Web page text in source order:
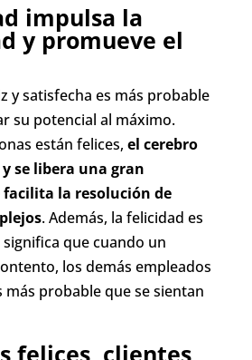
impulsa la
y promueve el
y satisfecha es más probable
su potencial al máximo.
están felices, el cerebro
se libera una gran
la resolución de
. Además, la felicidad es
que cuando un
los demás empleados
más probable que se sientan
felices, clientes